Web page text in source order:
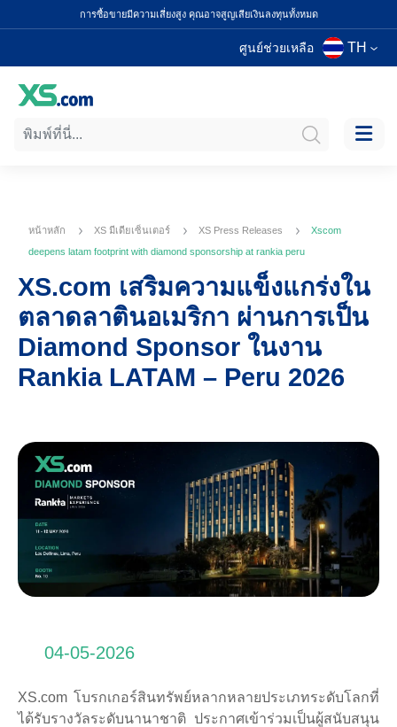
การซื้อขายมีความเสี่ยงสูง คุณอาจสูญเสียเงินลงทุนทั้งหมด
ศูนย์ช่วยเหลือ TH
หน้าหลัก XS มีเดียเซ็นเตอร์ XS Press Releases
Xscom
deepens latam footprint with diamond sponsorship at rankia peru
XS.com เสริมความแข็งแกร่งใน
ตลาดลาตินอเมริกา ผ่านการเป็น
Diamond Sponsor ในงาน
Rankia LATAM – Peru 2026
04-05-2026
XS.com โบรกเกอร์สินทรัพย์หลากหลายประเภทระดับโลกที่
ได้รับรางวัลระดับนานาชาติ ประกาศเข้าร่วมเป็นผู้สนับสนุน